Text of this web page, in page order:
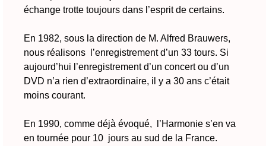
échange trotte toujours dans l’esprit de certains.
En 1982, sous la direction de M. Alfred Brauwers,
nous réalisons l’enregistrement d’un 33 tours. Si
aujourd’hui l’enregistrement d’un concert ou d’un
DVD n’a rien d’extraordinaire, il y a 30 ans c’était
moins courant.
En 1990, comme déjà évoqué, l’Harmonie s’en va
en tournée pour 10 jours au sud de la France.